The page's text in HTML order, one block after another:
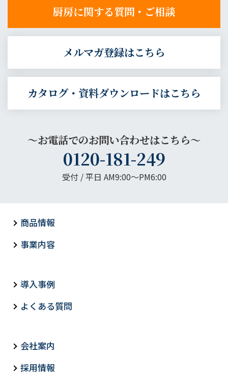
厨房に関する質問・ご相談
メルマガ登録はこちら
カタログ・資料ダウンロードはこちら
～お電話でのお問い合わせはこちら～
0120-181-249
受付 / 平日 AM9:00〜PM6:00
商品情報
事業内容
導入事例
よくある質問
会社案内
採用情報